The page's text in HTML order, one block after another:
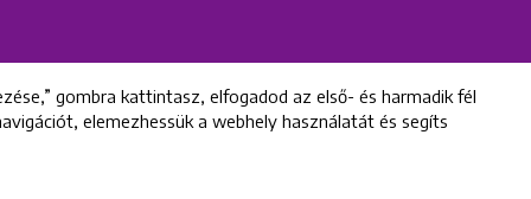
All rights reserved © 2022 Uniklinik Dental and Implant Center
gombra kattintasz, elfogadod az első- és harmadik fél
elemezhessük a webhely használatát és segíts